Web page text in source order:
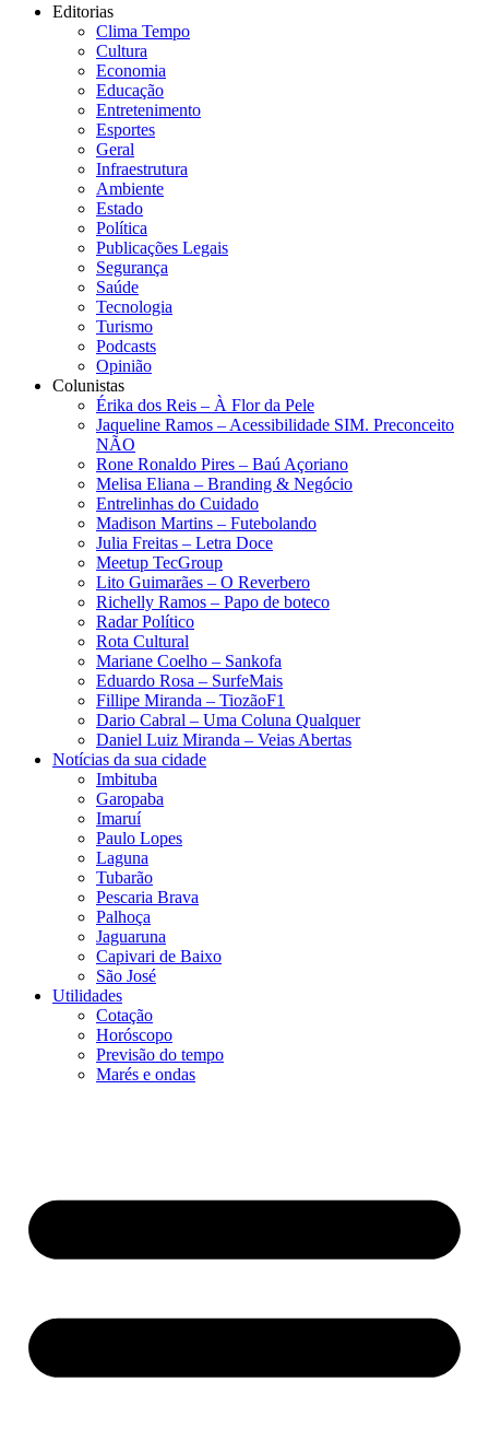
Editorias
Clima Tempo
Cultura
Economia
Educação
Entretenimento
Esportes
Geral
Infraestrutura
Ambiente
Estado
Política
Publicações Legais
Segurança
Saúde
Tecnologia
Turismo
Podcasts
Opinião
Colunistas
Érika dos Reis​ – À Flor da Pele
Jaqueline Ramos – Acessibilidade SIM. Preconceito
NÃO
Rone Ronaldo Pires – Baú Açoriano
Melisa Eliana – Branding & Negócio
Entrelinhas do Cuidado
Madison Martins – Futebolando
Julia Freitas​ – Letra Doce
Meetup TecGroup
Lito Guimarães – O Reverbero
Richelly Ramos​ – Papo de boteco
Radar Político
Rota Cultural
Mariane Coelho – Sankofa
Eduardo Rosa​ – SurfeMais
Fillipe Miranda – TiozãoF1
Dario Cabral – Uma Coluna Qualquer
Daniel Luiz Miranda – Veias Abertas
Notícias da sua cidade
Imbituba
Garopaba
Imaruí
Paulo Lopes
Laguna
Tubarão
Pescaria Brava
Palhoça
Jaguaruna
Capivari de Baixo
São José
Utilidades
Cotação
Horóscopo
Previsão do tempo
Marés e ondas